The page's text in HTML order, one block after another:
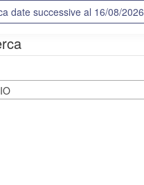
date successive al 16/08/2026